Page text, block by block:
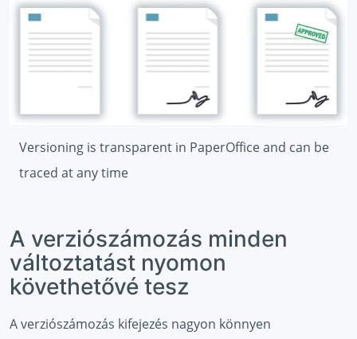
Versioning is transparent in PaperOffice and can be
traced at any time
A verziószámozás minden
változtatást nyomon
követhetővé tesz
A verziószámozás kifejezés nagyon könnyen